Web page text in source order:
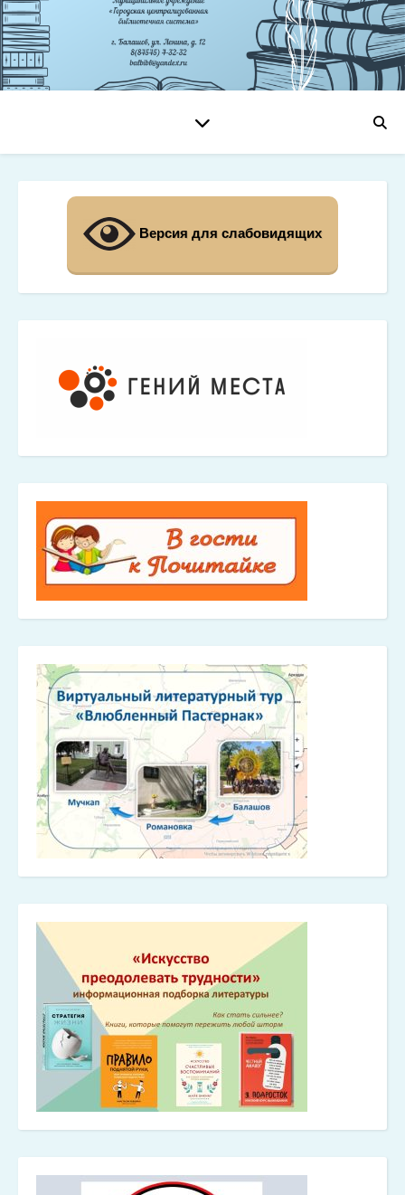
Версия для слабовидящих